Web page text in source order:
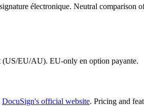
électronique. Neutral comparison
(US/EU/AU). EU-only en option payante.
DocuSign's official website. Pricing and